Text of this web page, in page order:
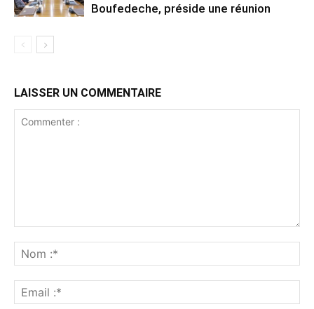
Boufedeche, préside une réunion
LAISSER UN COMMENTAIRE